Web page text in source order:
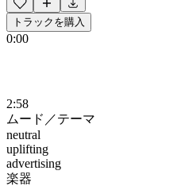
トラックを購入
0:00
2:58
ムード／テーマ
neutral
uplifting
advertising
楽器